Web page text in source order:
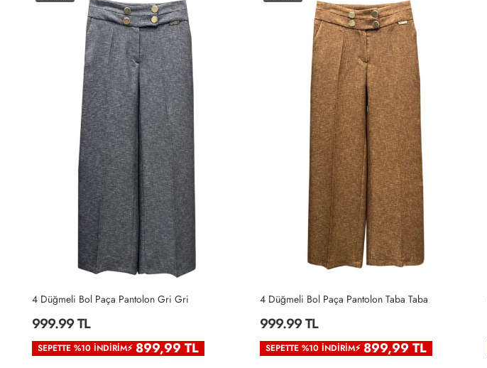
4 Düğmeli Bol Paça Pantolon Gri Gri
999.99 TL
SEPETTE %10 İNDIRIM⚡ 899,99 TL
4 Düğmeli Bol Paça Pantolon Taba Taba
999.99 TL
SEPETTE %10 İNDIRIM⚡ 899,99 TL